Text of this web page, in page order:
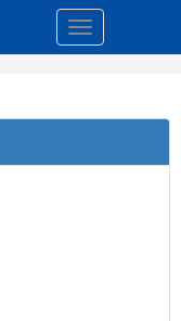
Toggle